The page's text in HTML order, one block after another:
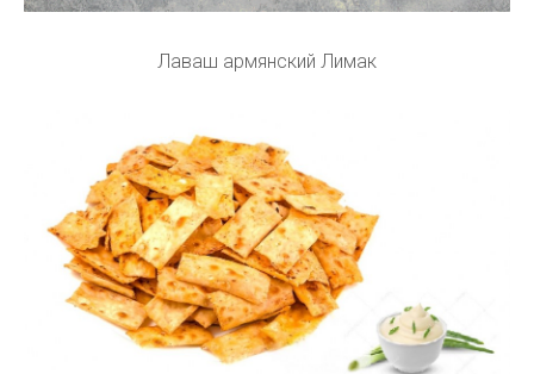
Лаваш армянский Лимак